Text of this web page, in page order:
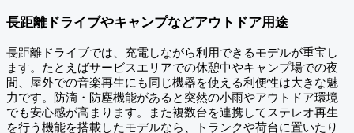
長距離ドライブやキャンプなどアウトドア用途
長距離ドライブでは、充電しながら利用できるモデルが重宝し
ます。たとえばサービスエリアでの休憩中やキャンプ場での夜
間、屋外での音楽再生にも同じ機器を使える利便性は大きな魅
力です。防滴・防塵機能があると突然の小雨やアウトドア環境
でも安心感が高まります。また複数台を連携してステレオ再生
を行う機能を搭載したモデルなら、トランクや荷台に置いたり